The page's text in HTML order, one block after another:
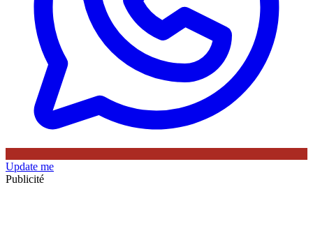
Update me
Publicité